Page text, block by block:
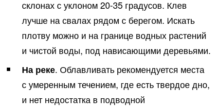
склонах с уклоном 20-35 градусов. Клев
лучше на свалах рядом с берегом. Искать
плотву можно и на границе водных растений
и чистой воды, под нависающими деревьями.
На реке. Облавливать рекомендуется места
с умеренным течением, где есть твердое дно,
и нет недостатка в подводной